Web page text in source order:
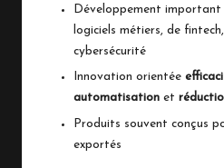
Développement important
logiciels métiers, de
cybersécurité
Innovation orientée
automatisation et
Produits souvent conçus
exportés